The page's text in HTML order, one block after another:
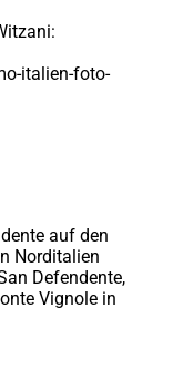
italien-foto-
Defendente,
Vignole in